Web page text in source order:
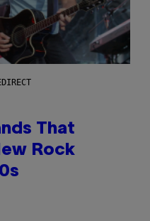
That
Rock